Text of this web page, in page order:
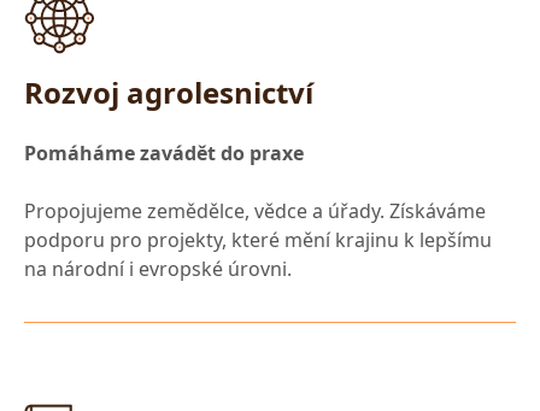
Rozvoj agrolesnictví
Pomáháme zavádět do praxe
Propojujeme zemědělce, vědce a úřady. Získáváme
podporu pro projekty, které mění krajinu k lepšímu
na národní i evropské úrovni.